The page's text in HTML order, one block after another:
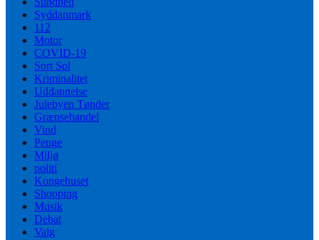
Syddanmark
112
Motor
COVID-19
Sort Sol
Kriminalitet
Uddannelse
Julebyen Tønder
Grænsehandel
Vind
Penge
Miljø
politi
Kongehuset
Shopping
Musik
Debat
Valg